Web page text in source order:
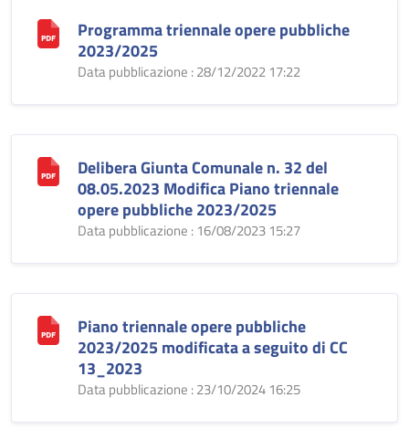
Programma triennale opere pubbliche
2023/2025
Data pubblicazione : 28/12/2022 17:22
Delibera Giunta Comunale n. 32 del
08.05.2023 Modifica Piano triennale
opere pubbliche 2023/2025
Data pubblicazione : 16/08/2023 15:27
Piano triennale opere pubbliche
2023/2025 modificata a seguito di CC
13_2023
Data pubblicazione : 23/10/2024 16:25